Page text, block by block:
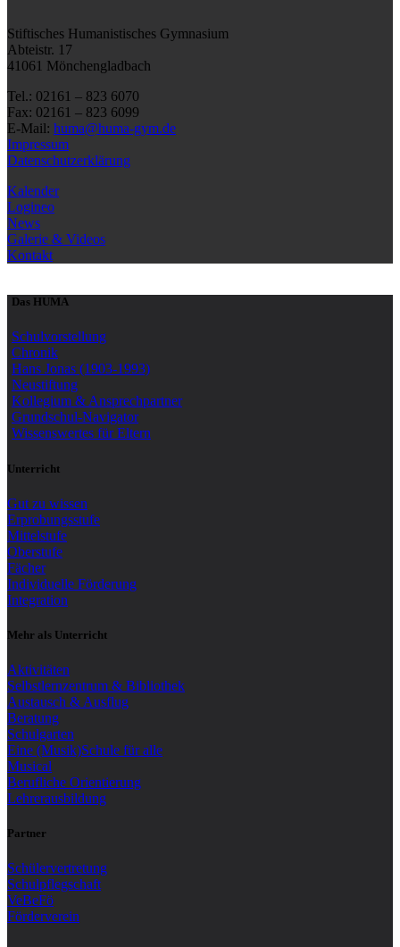
Stiftisches Humanistisches Gymnasium
Abteistr. 17
41061 Mönchengladbach
Tel.: 02161 – 823 6070
Fax: 02161 – 823 6099
E-Mail: huma@huma-gym.de
Impressum
Datenschutzerklärung
Kalender
Logineo
News
Galerie & Videos
Kontakt
Das HUMA
Schulvorstellung
Chronik
Hans Jonas (1903-1993)
Neustiftung
Kollegium & Ansprechpartner
Grundschul-Navigator
Wissenswertes für Eltern
Unterricht
Gut zu wissen
Erprobungsstufe
Mittelstufe
Oberstufe
Fächer
Individuelle Förderung
Integration
Mehr als Unterricht
Aktivitäten
Selbstlernzentrum & Bibliothek
Austausch & Ausflug
Beratung
Schulgarten
Eine (Musik)Schule für alle
Musical
Berufliche Orientierung
Lehrerausbildung
Partner
Schülervertretung
Schulpflegschaft
VeBeFö
Förderverein